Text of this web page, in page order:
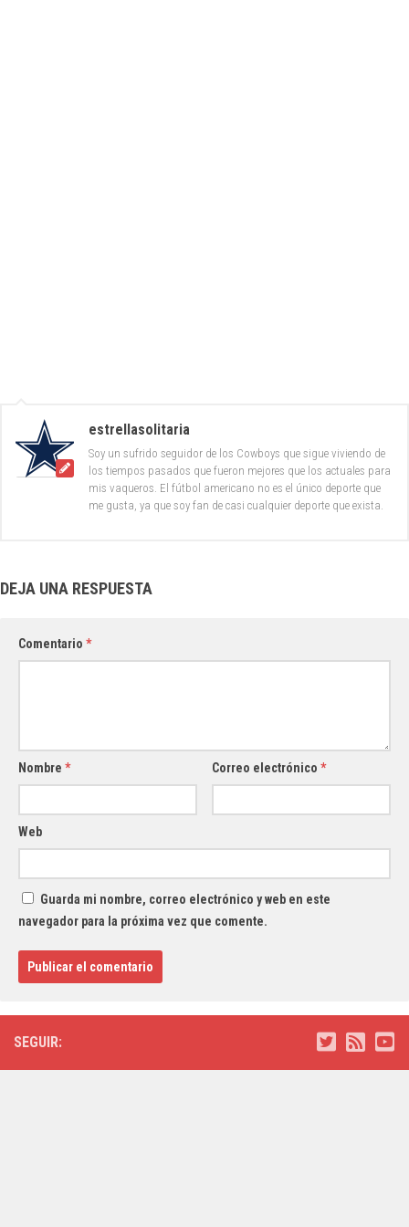
estrellasolitaria
Soy un sufrido seguidor de los Cowboys que sigue viviendo de
los tiempos pasados que fueron mejores que los actuales para
mis vaqueros. El fútbol americano no es el único deporte que
me gusta, ya que soy fan de casi cualquier deporte que exista.
DEJA UNA RESPUESTA
Comentario *
Nombre * Correo electrónico*
Web
Guarda mi nombre, correo electrónico y web en este
navegador para la próxima vez que comente.
SEGUIR: